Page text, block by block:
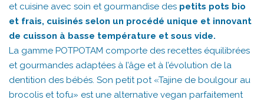
et cuisine avec soin et gourmandise des petits pots bio
et frais, cuisinés selon un procédé unique et innovant
de cuisson à basse température et sous vide.
La gamme POTPOTAM comporte des recettes équilibrées
et gourmandes adaptées à l’âge et à l’évolution de la
dentition des bébés. Son petit pot «Tajine de boulgour au
brocolis et tofu» est une alternative vegan parfaitement